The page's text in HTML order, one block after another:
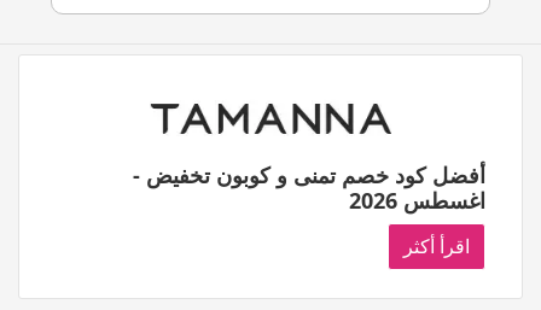
جميع
المدونة
أفضل كود خصم تمنى و كوبون تخفيض -
اغسطس 2026
اقرأ أكثر